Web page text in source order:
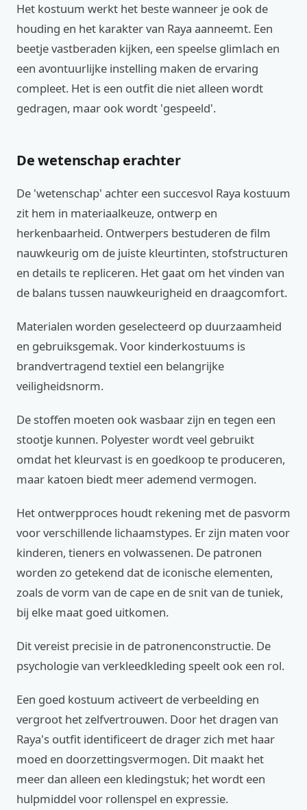
Het kostuum werkt het beste wanneer je ook de
houding en het karakter van Raya aanneemt. Een
beetje vastberaden kijken, een speelse glimlach en
een avontuurlijke instelling maken de ervaring
compleet. Het is een outfit die niet alleen wordt
gedragen, maar ook wordt 'gespeeld'.
De wetenschap erachter
De 'wetenschap' achter een succesvol Raya kostuum
zit hem in materiaalkeuze, ontwerp en
herkenbaarheid. Ontwerpers bestuderen de film
nauwkeurig om de juiste kleurtinten, stofstructuren
en details te repliceren. Het gaat om het vinden van
de balans tussen nauwkeurigheid en draagcomfort.
Materialen worden geselecteerd op duurzaamheid
en gebruiksgemak. Voor kinderkostuums is
brandvertragend textiel een belangrijke
veiligheidsnorm.
De stoffen moeten ook wasbaar zijn en tegen een
stootje kunnen. Polyester wordt veel gebruikt
omdat het kleurvast is en goedkoop te produceren,
maar katoen biedt meer ademend vermogen.
Het ontwerpproces houdt rekening met de pasvorm
voor verschillende lichaamstypes. Er zijn maten voor
kinderen, tieners en volwassenen. De patronen
worden zo getekend dat de iconische elementen,
zoals de vorm van de cape en de snit van de tuniek,
bij elke maat goed uitkomen.
Dit vereist precisie in de patronenconstructie. De
psychologie van verkleedkleding speelt ook een rol.
Een goed kostuum activeert de verbeelding en
vergroot het zelfvertrouwen. Door het dragen van
Raya's outfit identificeert de drager zich met haar
moed en doorzettingsvermogen. Dit maakt het
meer dan alleen een kledingstuk; het wordt een
hulpmiddel voor rollenspel en expressie.